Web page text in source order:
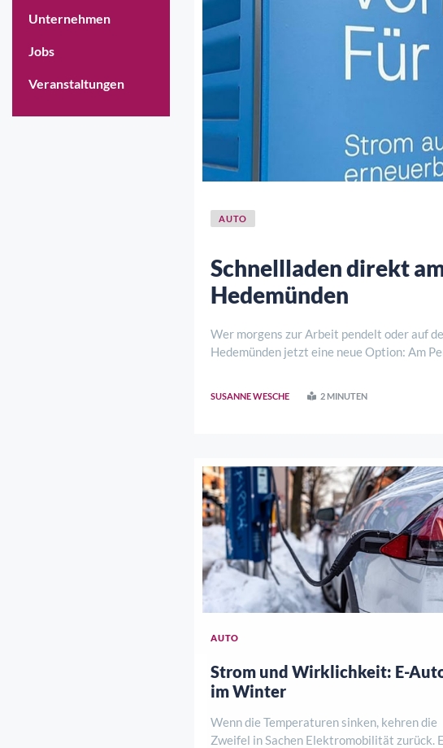
Unternehmen
Jobs
Veranstaltungen
AUTO
Schnellladen direkt
Hedemünden
Wer morgens zur Arbeit pendelt oder auf
Hedemünden jetzt eine neue Option: Am
SUSANNE WESCHE 2 MINUTEN
AUTO
Strom und Wirklichkeit: E-
im Winter
Wenn die Temperaturen sinken, kehren die
Zweifel in Sachen Elektromobilität zurück.